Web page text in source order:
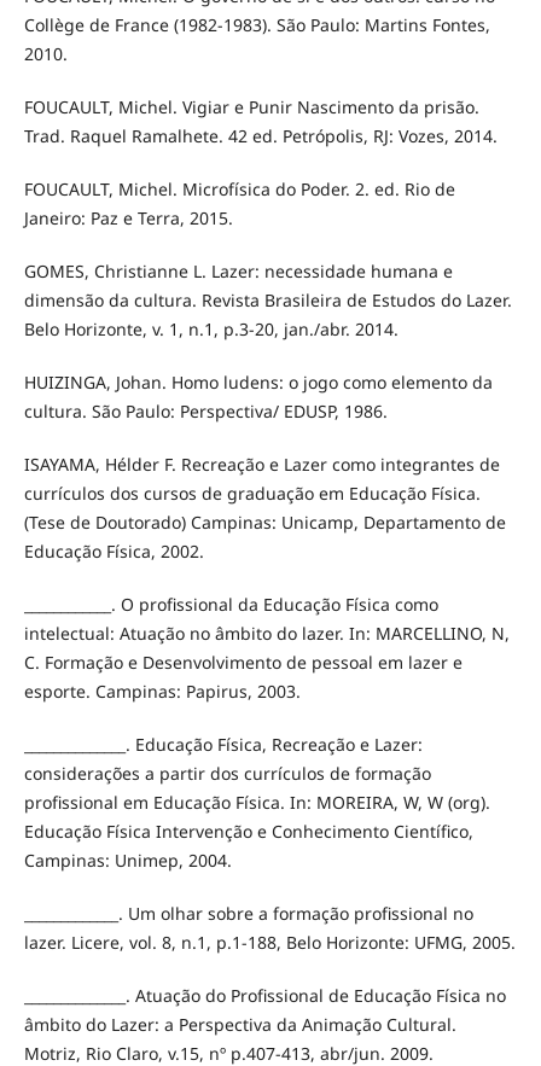
Collège de France (1982-1983). São Paulo: Martins Fontes,
2010.
FOUCAULT, Michel. Vigiar e Punir Nascimento da prisão.
Trad. Raquel Ramalhete. 42 ed. Petrópolis, RJ: Vozes, 2014.
FOUCAULT, Michel. Microfísica do Poder. 2. ed. Rio de
Janeiro: Paz e Terra, 2015.
GOMES, Christianne L. Lazer: necessidade humana e
dimensão da cultura. Revista Brasileira de Estudos do Lazer.
Belo Horizonte, v. 1, n.1, p.3-20, jan./abr. 2014.
HUIZINGA, Johan. Homo ludens: o jogo como elemento da
cultura. São Paulo: Perspectiva/ EDUSP, 1986.
ISAYAMA, Hélder F. Recreação e Lazer como integrantes de
currículos dos cursos de graduação em Educação Física.
(Tese de Doutorado) Campinas: Unicamp, Departamento de
Educação Física, 2002.
____________. O profissional da Educação Física como
intelectual: Atuação no âmbito do lazer. In: MARCELLINO, N,
C. Formação e Desenvolvimento de pessoal em lazer e
esporte. Campinas: Papirus, 2003.
______________. Educação Física, Recreação e Lazer:
considerações a partir dos currículos de formação
profissional em Educação Física. In: MOREIRA, W, W (org).
Educação Física Intervenção e Conhecimento Científico,
Campinas: Unimep, 2004.
_____________. Um olhar sobre a formação profissional no
lazer. Licere, vol. 8, n.1, p.1-188, Belo Horizonte: UFMG, 2005.
______________. Atuação do Profissional de Educação Física no
âmbito do Lazer: a Perspectiva da Animação Cultural.
Motriz, Rio Claro, v.15, nº p.407-413, abr/jun. 2009.